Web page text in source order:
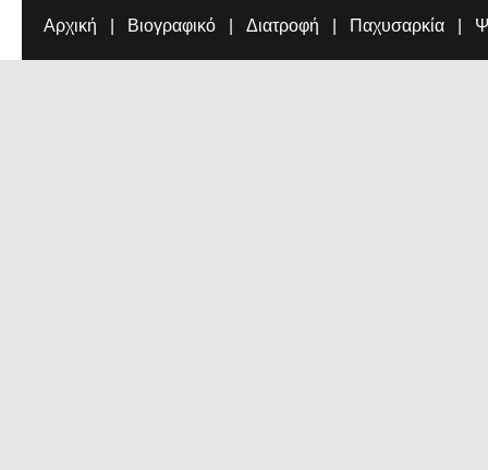
Αρχική Βιογραφικό Διατροφή Παχυσαρκία